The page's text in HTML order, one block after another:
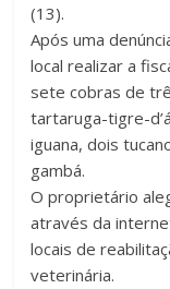
(13).
Após uma
local realizar a
sete cobras de
tartaruga-tigre-
iguana, dois
gambá.
O proprietário
através da
locais de
veterinária.